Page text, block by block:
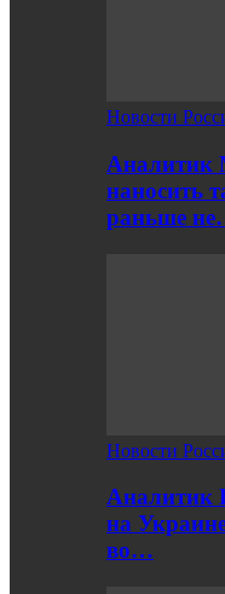
Новости
Аналитик
наносить
раньше
Новости
Аналитик
на
во…